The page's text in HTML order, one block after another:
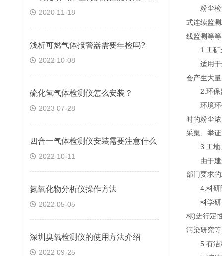
2020-11-18
浅析可燃气体报警器需要年检吗?
2022-10-08
硫化氢气体检测仪怎么安装？
2023-07-28
四合一气体检测仪安装需要注意什么
2022-10-11
氮氧化物分析仪操作方法
2022-05-05
深圳臭氧检测仪的使用方法介绍
2022-09-25
粉尘检测
式连续监
线监测等
1.工矿
适用于煤
会产生大
2.环保
环境环保
时的粉尘
采集、举
3.工地、
由于建筑
部门要求
4.科研
科学研究
标)进行定
污染研究
5.有洁净